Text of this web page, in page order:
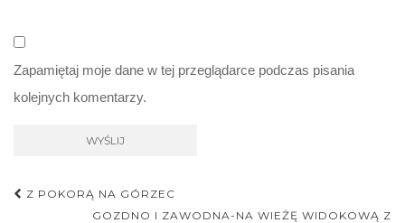
Zapamiętaj moje dane w tej przeglądarce podczas pisania
kolejnych komentarzy.
Nawigacja
Z POKORĄ NA GÓRZEC
GOZDNO I ZAWODNA-NA WIEŻĘ WIDOKOWĄ Z